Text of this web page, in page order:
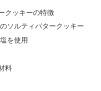
クッキーの特徴
ソルティバタークッキー
を使用
料